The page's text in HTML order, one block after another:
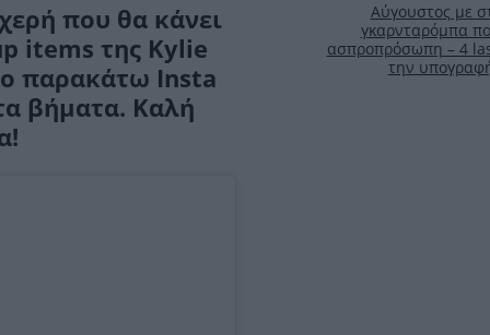
που θα κάνει
items της Kylie
παρακάτω Insta
βήματα. Καλή
Αύγουστος με
γκαρνταρόμπα
ασπροπρόσωπη – 4
την